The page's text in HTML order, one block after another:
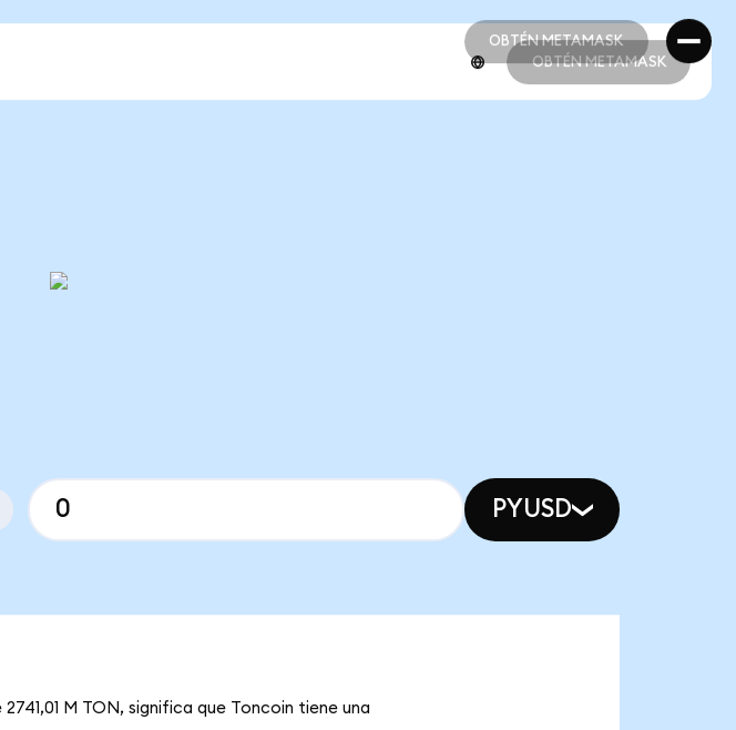
OBTÉN METAMASK
OBTÉN METAMASK
OBTÉN METAMASK
PYUSD
M TON, significa que Toncoin tiene una